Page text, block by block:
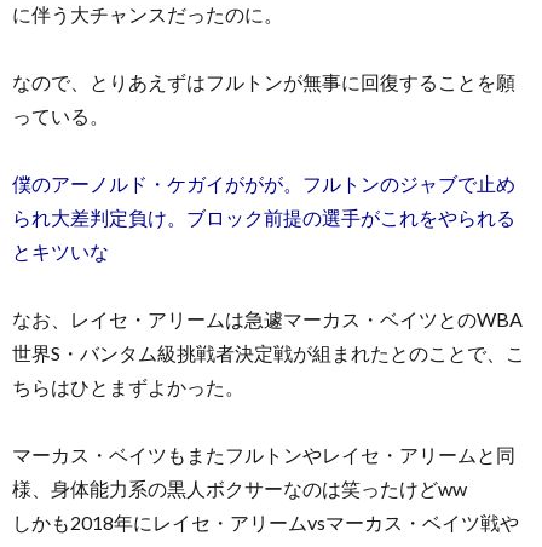
に伴う大チャンスだったのに。
なので、とりあえずはフルトンが無事に回復することを願
っている。
僕のアーノルド・ケガイががが。フルトンのジャブで止め
られ大差判定負け。ブロック前提の選手がこれをやられる
とキツいな
なお、レイセ・アリームは急遽マーカス・ベイツとのWBA
世界S・バンタム級挑戦者決定戦が組まれたとのことで、こ
ちらはひとまずよかった。
マーカス・ベイツもまたフルトンやレイセ・アリームと同
様、身体能力系の黒人ボクサーなのは笑ったけどww
しかも2018年にレイセ・アリームvsマーカス・ベイツ戦や